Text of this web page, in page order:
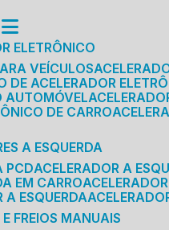
ELETRÔNICO
VEÍCULOS
DE ACELERADOR
AUTOMÓVEL
DE CARRO
A ESQUERDA
PCD ACELERADOR A
EM CARRO
A ESQUERDA
E FREIOS MANUAIS